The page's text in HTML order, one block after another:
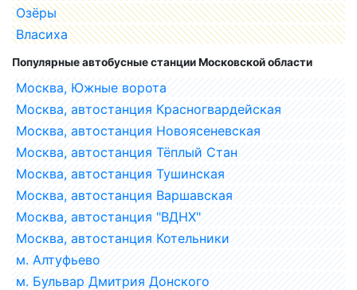
Озёры
Власиха
Популярные автобусные станции Московской области
Москва, Южные ворота
Москва, автостанция Красногвардейская
Москва, автостанция Новоясеневская
Москва, автостанция Тёплый Стан
Москва, автостанция Тушинская
Москва, автостанция Варшавская
Москва, автостанция "ВДНХ"
Москва, автостанция Котельники
м. Алтуфьево
м. Бульвар Дмитрия Донского